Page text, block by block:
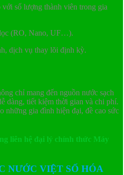
số lượng thành viên trong gia
(RO, Nano, UF…).
dịch vụ thay lõi định kỳ.
chỉ mang đến nguồn nước sạch
dàng, tiết kiệm thời gian và chi phí.
những gia đình hiện đại, đề cao sức
liên hệ đại lý chính thức Máy
NƯỚC VIỆT SỐ HÓA